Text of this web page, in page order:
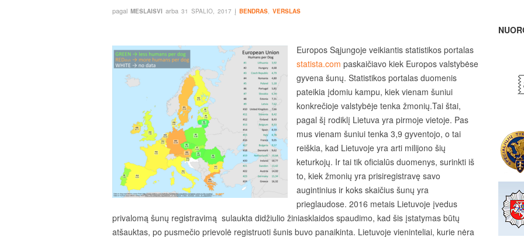
pagal MESLAISVI arba 31 SPALIO, 2017 į BENDRAS, VERSLAS
Europos Sąjungoje veikiantis statistikos portalas
statista.com paskaičiavo kiek Europos valstybėse
gyvena šunų. Statistikos portalas duomenis
pateikia įdomiu kampu, kiek vienam šuniui
konkrečioje valstybėje tenka žmonių.Tai štai,
pagal šį rodiklį Lietuva yra pirmoje vietoje. Pas
mus vienam šuniui tenka 3,9 gyventojo, o tai
reiškia, kad Lietuvoje yra arti milijono šių
keturkojų. Ir tai tik oficialūs duomenys, surinkti iš
to, kiek žmonių yra prisiregistravę savo
augintinius ir koks skaičius šunų yra
prieglaudose. 2016 metais Lietuvoje įvedus
privalomą šunų registravimą sulaukta didžiulio žiniasklaidos spaudimo, kad šis įstatymas būtų
atšauktas, po pusmečio prievolė registruoti šunis buvo panaikinta. Lietuvoje vieninteliai, kurie nėra